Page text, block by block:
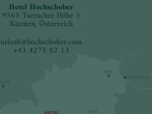
Hotel Hochschober
9565 Turracher Höhe 5
Kärnten, Österreich
urlaub@hochschober.com
+43 4275 82 13